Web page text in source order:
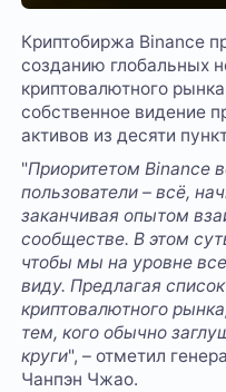
Криптобиржа Binance
созданию глобальных
криптовалютного
собственное видение
активов из десяти
"Приоритетом Binance
пользователи – всё,
заканчивая опытом
сообществе. В этом
чтобы мы на уровне
виду. Предлагая
криптовалютного
тем, кого обычно
круги", – отметил
Чанпэн Чжао.